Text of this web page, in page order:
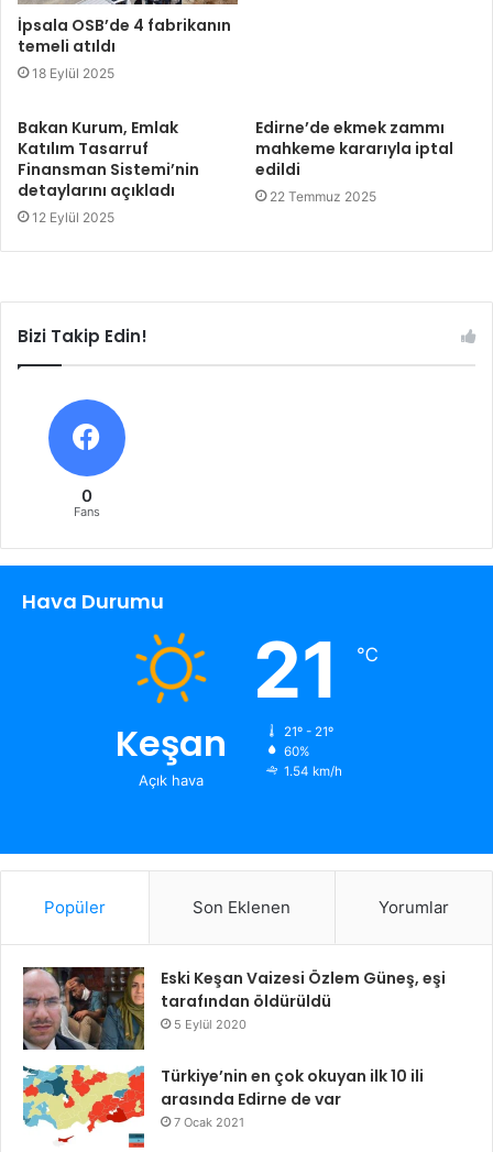
İpsala OSB’de 4 fabrikanın
temeli atıldı
18 Eylül 2025
Bakan Kurum, Emlak
Katılım Tasarruf
Finansman Sistemi’nin
detaylarını açıkladı
12 Eylül 2025
Edirne’de ekmek zammı
mahkeme kararıyla iptal
edildi
22 Temmuz 2025
Bizi Takip Edin!
0
Fans
Hava Durumu
Keşan
Açık hava
21 ℃
21º - 21º
60%
1.54 km/h
Popüler Son Eklenen Yorumlar
Eski Keşan Vaizesi Özlem Güneş, eşi
tarafından öldürüldü
5 Eylül 2020
Türkiye’nin en çok okuyan ilk 10 ili
arasında Edirne de var
7 Ocak 2021